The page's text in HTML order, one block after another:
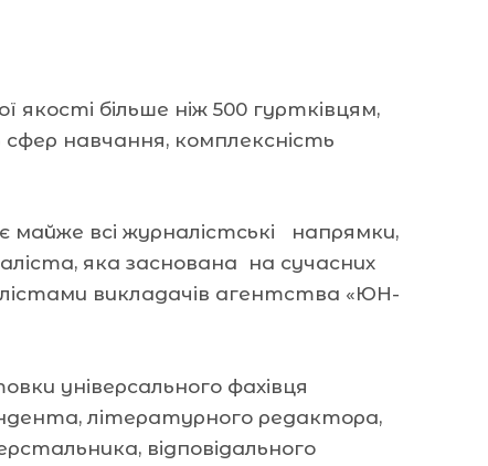
якості більше ніж 500 гуртківцям,
сфер навчання, комплексність
майже всі журналістські напрямки,
яка заснована на сучасних
викладачів агентства «ЮН-
універсального фахівця
літературного редактора,
відповідального